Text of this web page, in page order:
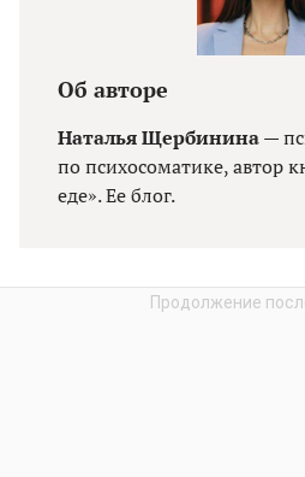
Об авторе
Наталья Щербинина—
по психосоматике, автор
еде». Ее блог.